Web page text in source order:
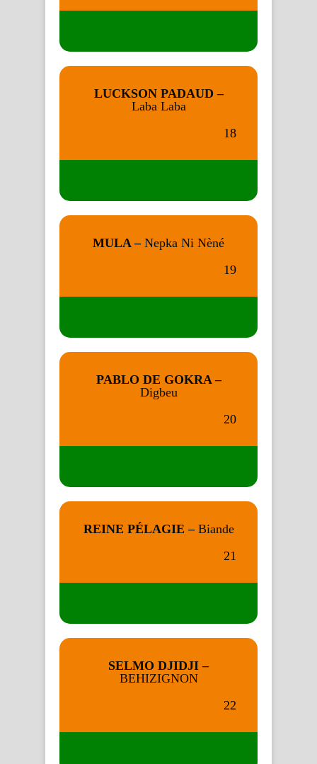
LUCKSON PADAUD –
Laba Laba
18
MULA – Nepka Ni Nèné
19
PABLO DE GOKRA –
Digbeu
20
REINE PÉLAGIE – Biande
21
SELMO DJIDJI –
BEHIZIGNON
22